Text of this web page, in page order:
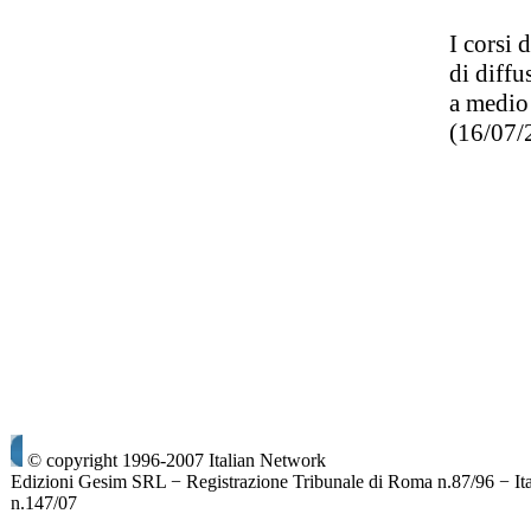
I corsi
di
a
(16/
© copyright 1996-2007 Italian Network
Edizioni Gesim SRL − Registrazione Tribunale di Roma n.87/96 −
n.147/07